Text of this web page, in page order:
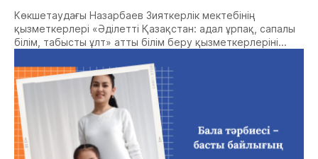
Көкшетаудағы Назарбаев Зияткерлік мектебінің
қызметкерлері «Әділетті Қазақстан: адал ұрпақ, сапалы
білім, табысты ұлт» атты білім беру қызметкерлеріні...